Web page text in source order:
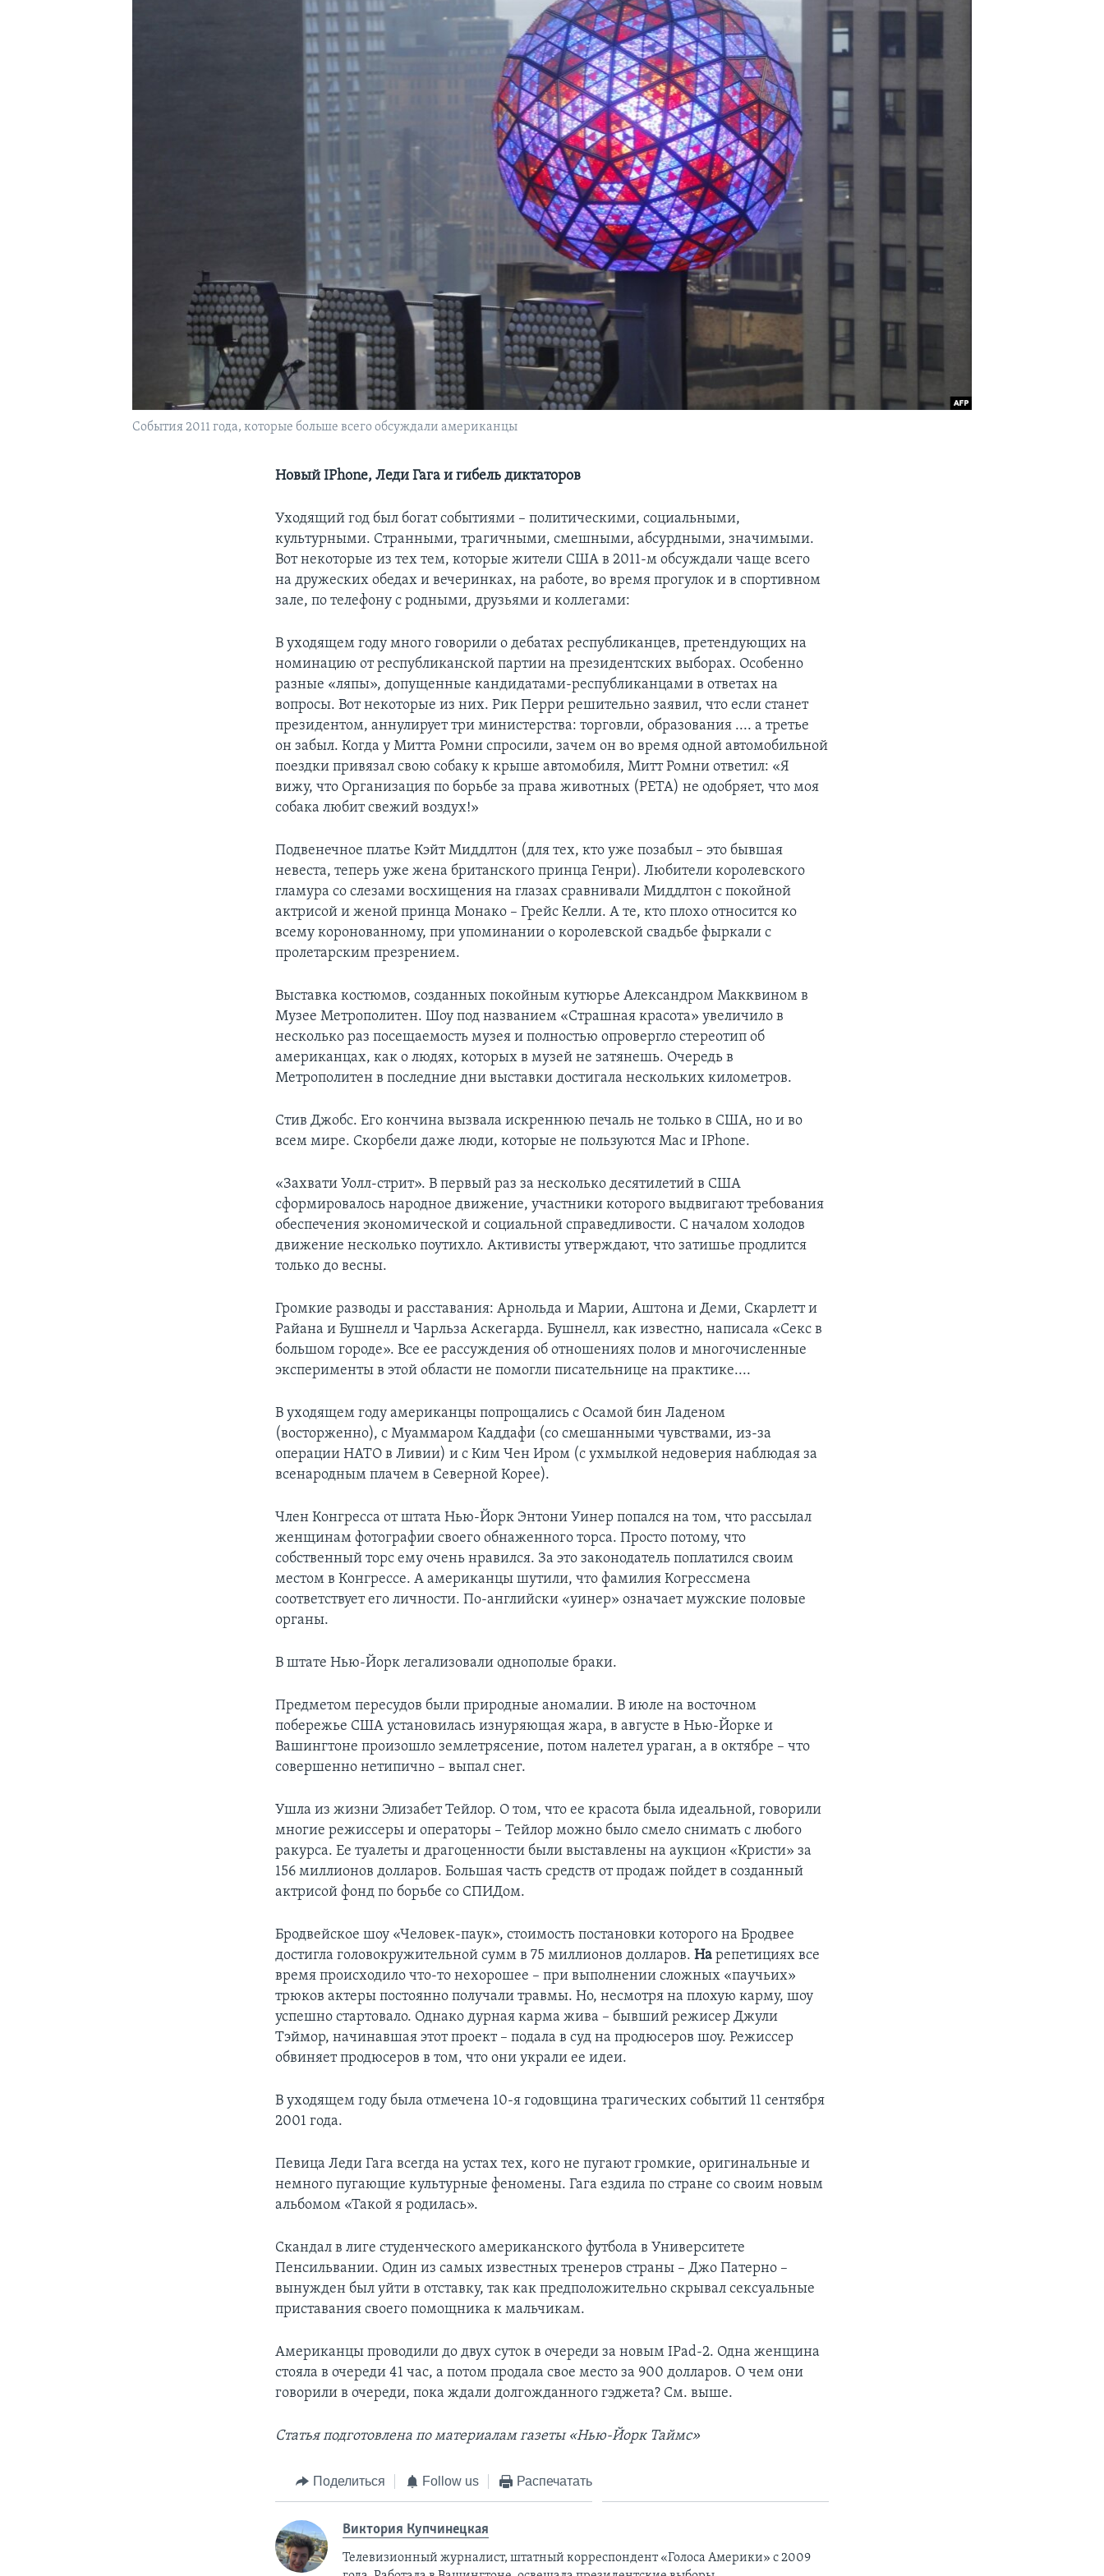
События 2011 года, которые больше всего обсуждали американцы
Новый IPhone, Леди Гага и гибель диктаторов
Уходящий год был богат событиями – политическими, социальными,
культурными. Странными, трагичными, смешными, абсурдными, значимыми.
Вот некоторые из тех тем, которые жители США в 2011-м обсуждали чаще всего
на дружеских обедах и вечеринках, на работе, во время прогулок и в спортивном
зале, по телефону с родными, друзьями и коллегами:
В уходящем году много говорили о дебатах республиканцев, претендующих на
номинацию от республиканской партии на президентских выборах. Особенно
разные «ляпы», допущенные кандидатами-республиканцами в ответах на
вопросы. Вот некоторые из них. Рик Перри решительно заявил, что если станет
президентом, аннулирует три министерства: торговли, образования .... а третье
он забыл. Когда у Митта Ромни спросили, зачем он во время одной автомобильной
поездки привязал свою собаку к крыше автомобиля, Митт Ромни ответил: «Я
вижу, что Организация по борьбе за права животных (PETA) не одобряет, что моя
собака любит свежий воздух!»
Подвенечное платье Кэйт Миддлтон (для тех, кто уже позабыл – это бывшая
невеста, теперь уже жена британского принца Генри). Любители королевского
гламура со слезами восхищения на глазах сравнивали Миддлтон с покойной
актрисой и женой принца Монако – Грейс Келли. А те, кто плохо относится ко
всему коронованному, при упоминании о королевской свадьбе фыркали с
пролетарским презрением.
Выставка костюмов, созданных покойным кутюрье Александром Макквином в
Музее Метрополитен. Шоу под названием «Страшная красота» увеличило в
несколько раз посещаемость музея и полностью опровергло стереотип об
американцах, как о людях, которых в музей не затянешь. Очередь в
Метрополитен в последние дни выставки достигала нескольких километров.
Стив Джобс. Его кончина вызвала искреннюю печаль не только в США, но и во
всем мире. Скорбели даже люди, которые не пользуются Mac и IPhone.
«Захвати Уолл-стрит». В первый раз за несколько десятилетий в США
сформировалось народное движение, участники которого выдвигают требования
обеспечения экономической и социальной справедливости. С началом холодов
движение несколько поутихло. Активисты утверждают, что затишье продлится
только до весны.
Громкие разводы и расставания: Арнольда и Марии, Аштона и Деми, Скарлетт и
Райана и Бушнелл и Чарльза Аскегарда. Бушнелл, как известно, написала «Секс в
большом городе». Все ее рассуждения об отношениях полов и многочисленные
эксперименты в этой области не помогли писательнице на практике....
В уходящем году американцы попрощались с Осамой бин Ладеном
(восторженно), с Муаммаром Каддафи (со смешанными чувствами, из-за
операции НАТО в Ливии) и с Ким Чен Иром (с ухмылкой недоверия наблюдая за
всенародным плачем в Северной Корее).
Член Конгресса от штата Нью-Йорк Энтони Уинер попался на том, что рассылал
женщинам фотографии своего обнаженного торса. Просто потому, что
собственный торс ему очень нравился. За это законодатель поплатился своим
местом в Конгрессе. А американцы шутили, что фамилия Когрессмена
соответствует его личности. По-английски «уинер» означает мужские половые
органы.
В штате Нью-Йорк легализовали однополые браки.
Предметом пересудов были природные аномалии. В июле на восточном
побережье США установилась изнуряющая жара, в августе в Нью-Йорке и
Вашингтоне произошло землетрясение, потом налетел ураган, а в октябре – что
совершенно нетипично – выпал снег.
Ушла из жизни Элизабет Тейлор. О том, что ее красота была идеальной, говорили
многие режиссеры и операторы – Тейлор можно было смело снимать с любого
ракурса. Ее туалеты и драгоценности были выставлены на аукцион «Кристи» за
156 миллионов долларов. Большая часть средств от продаж пойдет в созданный
актрисой фонд по борьбе со СПИДом.
Бродвейское шоу «Человек-паук», стоимость постановки которого на Бродвее
достигла головокружительной сумм в 75 миллионов долларов.Нарепетициях все
время происходило что-то нехорошее – при выполнении сложных «паучьих»
трюков актеры постоянно получали травмы. Но, несмотря на плохую карму, шоу
успешно стартовало. Однако дурная карма жива – бывший режисер Джули
Тэймор, начинавшая этот проект – подала в суд на продюсеров шоу. Режиссер
обвиняет продюсеров в том, что они украли ее идеи.
В уходящем году была отмечена 10-я годовщина трагических событий 11 сентября
2001 года.
Певица Леди Гага всегда на устах тех, кого не пугают громкие, оригинальные и
немного пугающие культурные феномены. Гага ездила по стране со своим новым
альбомом «Такой я родилась».
Скандал в лиге студенческого американского футбола в Университете
Пенсильвании. Один из самых известных тренеров страны – Джо Патерно –
вынужден был уйти в отставку, так как предположительно скрывал сексуальные
приставания своего помощника к мальчикам.
Американцы проводили до двух суток в очереди за новым IPad-2. Одна женщина
стояла в очереди 41 час, а потом продала свое место за 900 долларов. О чем они
говорили в очереди, пока ждали долгожданного гэджета? См. выше.
Статья подготовлена по материалам газеты «Нью-Йорк Таймс»
Поделиться Follow us Распечатать
Виктория Купчинецкая
Телевизионный журналист, штатный корреспондент «Голоса Америки» с 2009